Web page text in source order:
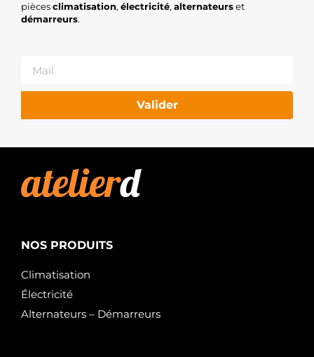
piècesclimatisation, électricité, alternateurset
démarreurs.
Valider
NOS PRODUITS
Climatisation
Électricité
Alternateurs – Démarreurs